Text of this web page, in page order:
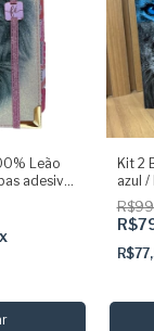
Leão
adesivas
Kit 2
azul /